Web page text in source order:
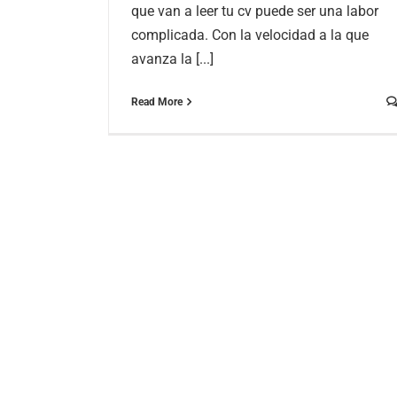
que van a leer tu cv puede ser una labor
complicada. Con la velocidad a la que
avanza la [...]
Read More